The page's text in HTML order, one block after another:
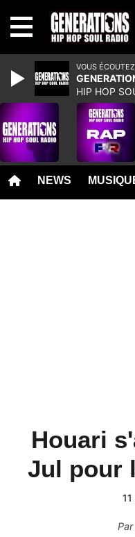
NEWS
Houari
Jul pour
Par
VOUS
HIP HOP